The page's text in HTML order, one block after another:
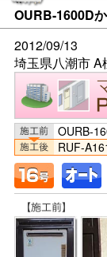
OURB-1600D
2012/09/13
埼玉県八潮市 A
OURB-
RUF-